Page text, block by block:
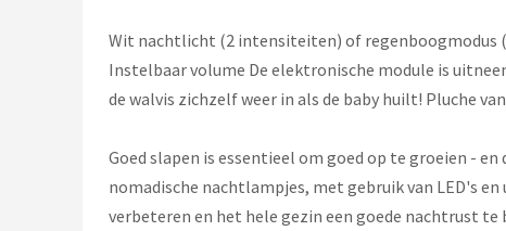
Alle merken →
Wit nachtlicht (2 intensiteiten) of regenboogmodus
Instelbaar volume De elektronische module is
de walvis zichzelf weer in als de baby huilt! Pluche
Goed slapen is essentieel om goed op te groeien -
nomadische nachtlampjes, met gebruik van LED's
verbeteren en het hele gezin een goede nachtrust